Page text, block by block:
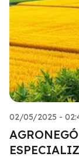
02/05/2025 -